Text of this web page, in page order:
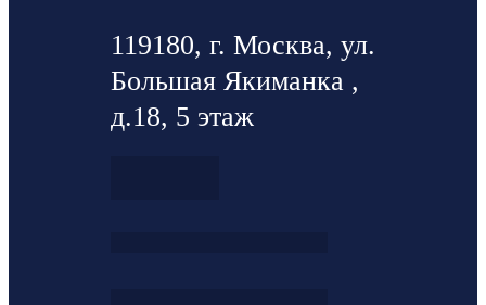
119180, г. Москва, ул.
Большая Якиманка ,
д.18, 5 этаж